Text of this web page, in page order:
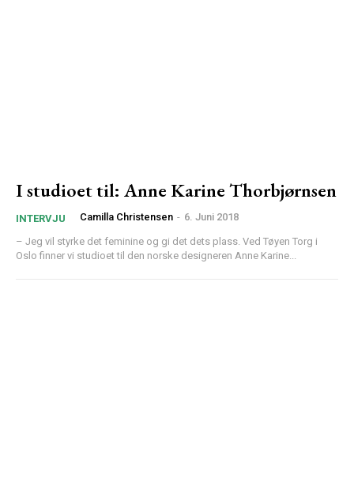
I studioet til: Anne Karine Thorbjørnsen
INTERVJU Camilla Christensen - 6. Juni 2018
– Jeg vil styrke det feminine og gi det dets plass. Ved Tøyen Torg i
Oslo finner vi studioet til den norske designeren Anne Karine...